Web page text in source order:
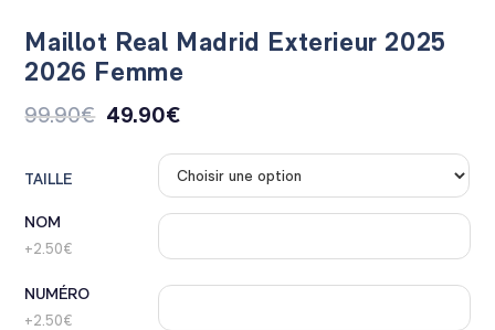
Maillot Real Madrid Exterieur 2025
2026 Femme
99.90€ 49.90€
TAILLE
NOM
+2.50€
NUMÉRO
+2.50€